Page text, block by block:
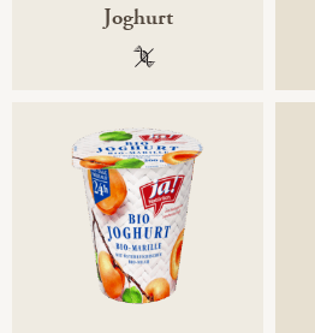
Joghurt
100 % gentechnikfrei